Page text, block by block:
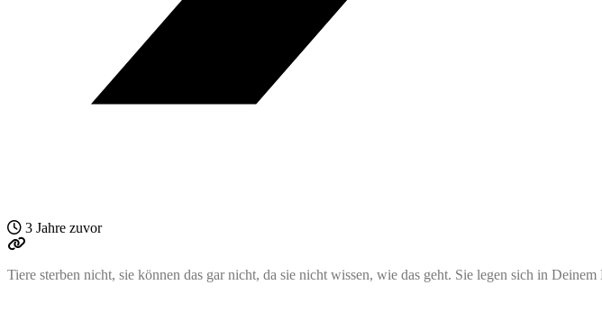
3 Jahre zuvor
Tiere sterben nicht, sie können das gar nicht, da sie nicht wissen, wie das geht. Sie legen sich in